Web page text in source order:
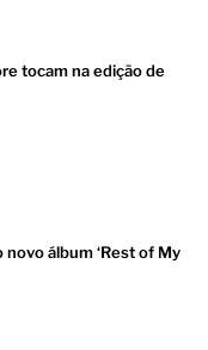
tocam na edição de
álbum ‘Rest of My